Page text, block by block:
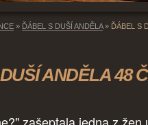
» ĎÁBEL S DUŠÍ ANDĚLA» ĎÁBEL S
ANDĚLA 48
zašeptala jedna z